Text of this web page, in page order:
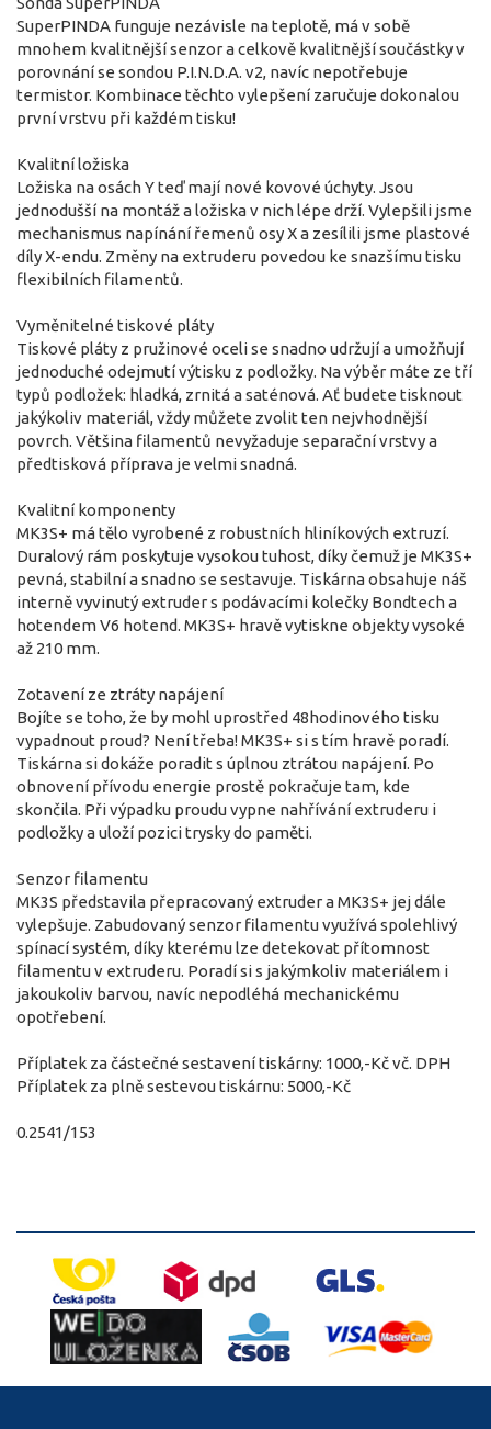
SuperPINDA funguje nezávisle na teplotě, má v sobě
mnohem kvalitnější senzor a celkově kvalitnější součástky v
porovnání se sondou P.I.N.D.A. v2, navíc nepotřebuje
termistor. Kombinace těchto vylepšení zaručuje dokonalou
první vrstvu při každém tisku!
Kvalitní ložiska
Ložiska na osách Y teď mají nové kovové úchyty. Jsou
jednodušší na montáž a ložiska v nich lépe drží. Vylepšili jsme
mechanismus napínání řemenů osy X a zesílili jsme plastové
díly X-endu. Změny na extruderu povedou ke snazšímu tisku
flexibilních filamentů.
Vyměnitelné tiskové pláty
Tiskové pláty z pružinové oceli se snadno udržují a umožňují
jednoduché odejmutí výtisku z podložky. Na výběr máte ze tří
typů podložek: hladká, zrnitá a saténová. Ať budete tisknout
jakýkoliv materiál, vždy můžete zvolit ten nejvhodnější
povrch. Většina filamentů nevyžaduje separační vrstvy a
předtisková příprava je velmi snadná.
Kvalitní komponenty
MK3S+ má tělo vyrobené z robustních hliníkových extruzí.
Duralový rám poskytuje vysokou tuhost, díky čemuž je MK3S+
pevná, stabilní a snadno se sestavuje. Tiskárna obsahuje náš
interně vyvinutý extruder s podávacími kolečky Bondtech a
hotendem V6 hotend. MK3S+ hravě vytiskne objekty vysoké
až 210 mm.
Zotavení ze ztráty napájení
Bojíte se toho, že by mohl uprostřed 48hodinového tisku
vypadnout proud? Není třeba! MK3S+ si s tím hravě poradí.
Tiskárna si dokáže poradit s úplnou ztrátou napájení. Po
obnovení přívodu energie prostě pokračuje tam, kde
skončila. Při výpadku proudu vypne nahřívání extruderu i
podložky a uloží pozici trysky do paměti.
Senzor filamentu
MK3S představila přepracovaný extruder a MK3S+ jej dále
vylepšuje. Zabudovaný senzor filamentu využívá spolehlivý
spínací systém, díky kterému lze detekovat přítomnost
filamentu v extruderu. Poradí si s jakýmkoliv materiálem i
jakoukoliv barvou, navíc nepodléhá mechanickému
opotřebení.
Příplatek za částečné sestavení tiskárny: 1000,-Kč vč. DPH
Příplatek za plně sestevou tiskárnu: 5000,-Kč
0.2541/153